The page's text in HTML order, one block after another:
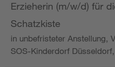
Erzieherin (m/w/d) für
Schatzkiste
in unbefristeter Anstellung,
SOS-Kinderdorf